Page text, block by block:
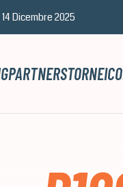
14 Dicembre 2025
PARTNERSTORNEI